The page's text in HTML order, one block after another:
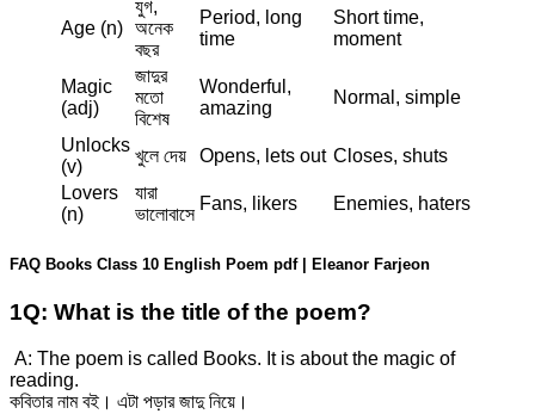
Age (n)
যুগ,
অনেক
বছর
Period, long
time
Short time,
moment
Magic
(adj)
জাদুর
মতো
বিশেষ
Wonderful,
amazing
Normal, simple
Unlocks
(v)
খুলে দেয় Opens, lets out Closes, shuts
Lovers
(n)
যারা
ভালোবাসে
Fans, likers Enemies, haters
FAQ Books Class 10 English Poem pdf | Eleanor Farjeon
1Q: What is the title of the poem?
A: The poem is called Books. It is about the magic of
reading.
কবিতার নাম বই। এটা পড়ার জাদু নিয়ে।